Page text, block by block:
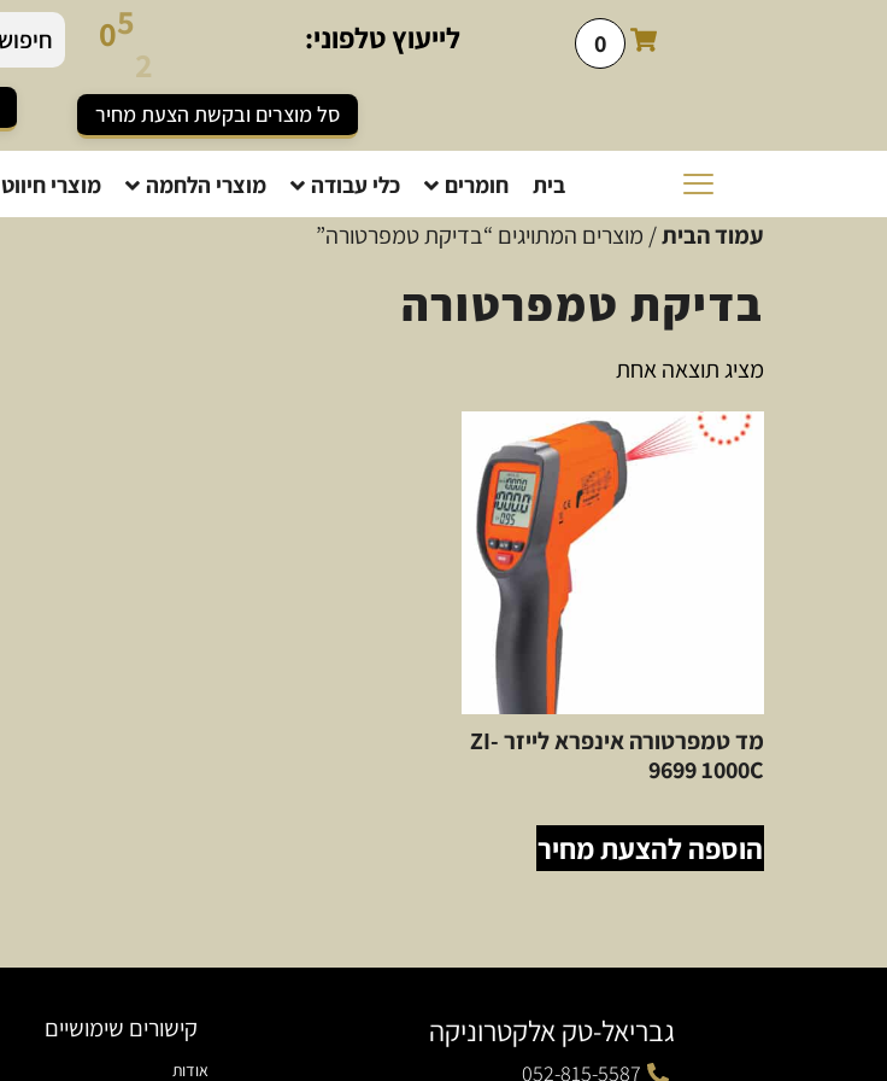
0 לייעוץטלפוני: 05
סל מוצרים ובקשת הצעת מחיר
בית חומרים כלי עבודה מוצרי הלחמה מוצרי חיווט
עמוד הבית/ מוצרים המתויגים “בדיקת טמפרטורה”
בדיקת טמפרטורה
מציג תוצאה אחת
מד טמפרטורה אינפרא לייזר ZI-
9699 1000C
הוספה להצעת מחיר
גבריאל-טק אלקטרוניקה
052-815-5587
קישורים שימושיים
אודות